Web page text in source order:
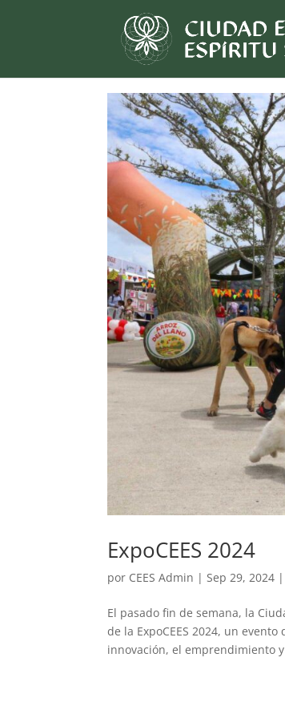
ExpoCEES 2024
por CEES Admin |Sep 29, 2024 |
El pasado fin de semana, la
de la ExpoCEES 2024, un
innovación, el emprendimiento